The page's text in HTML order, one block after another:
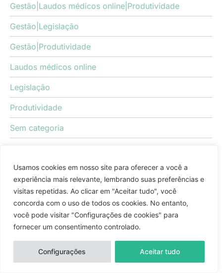
Usamos cookies em nosso site para oferecer a você a
experiência mais relevante, lembrando suas preferências e
visitas repetidas. Ao clicar em "Aceitar tudo", você
concorda com o uso de todos os cookies. No entanto,
você pode visitar "Configurações de cookies" para
fornecer um consentimento controlado.
Configurações Aceitar tudo
Gestão|Laudos médicos online|Produtividade
Gestão|Legislação
Gestão|Produtividade
Laudos médicos online
Legislação
Produtividade
Sem categoria
Teleconsulta
Telemedicina